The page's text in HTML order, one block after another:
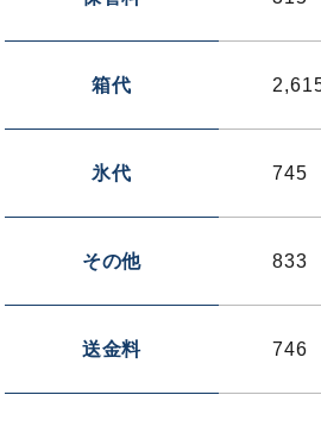
箱代
氷代 745
その他 833
送金料 746